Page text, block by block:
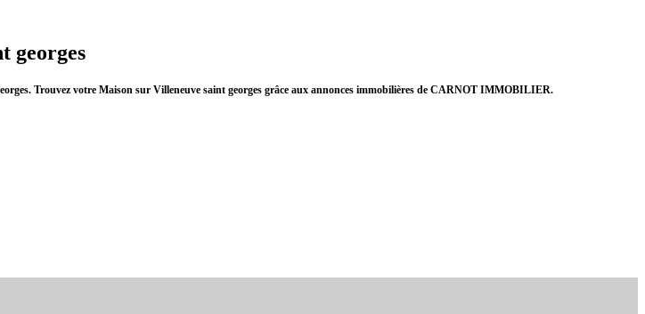
georges
Trouvez votre Maison sur Villeneuve saint georges grâce aux annonces immobilières de CARNOT IMMOBILIER.